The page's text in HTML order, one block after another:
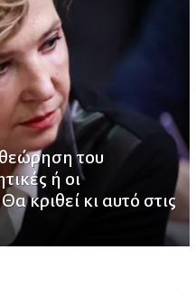
του
ή οι
κριθεί κι αυτό στις